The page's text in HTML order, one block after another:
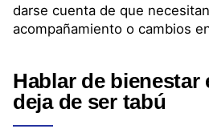
Hablar de bienestar
Ante el aumento de casos de
especialistas insisten en que